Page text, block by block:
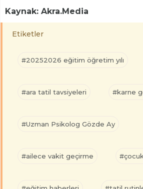
Kaynak: Akra.Media
Etiketler
#20252026 eğitim öğretim yılı
#ara tatil tavsiyeleri #karne
#Uzman Psikolog Gözde Ay
#ailece vakit geçirme